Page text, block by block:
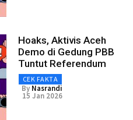
Hoaks, Aktivis Aceh
Demo di Gedung PBB
Tuntut Referendum
CEK FAKTA
By Nasrandi
15 Jan 2026